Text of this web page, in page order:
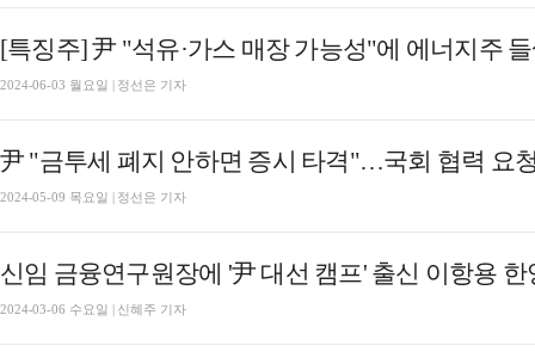
[특징주] 尹 "석유·가스 매장 가능성"에 에너지주
2024-06-03 월요일 | 정선은 기자
尹 "금투세 폐지 안하면 증시 타격"…국회 협력 요
2024-05-09 목요일 | 정선은 기자
신임 금융연구원장에 '尹 대선 캠프' 출신 이항용
2024-03-06 수요일 | 신혜주 기자